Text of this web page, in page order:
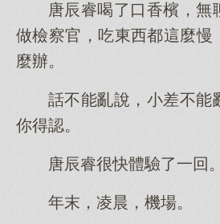
唐辰睿喝了口香檳，無
做檢察官，吃東西都這麼慢
麼辦。
話不能亂說，小差不能
你得認。
唐辰睿很快體驗了一回。
年末，凌晨，機場。